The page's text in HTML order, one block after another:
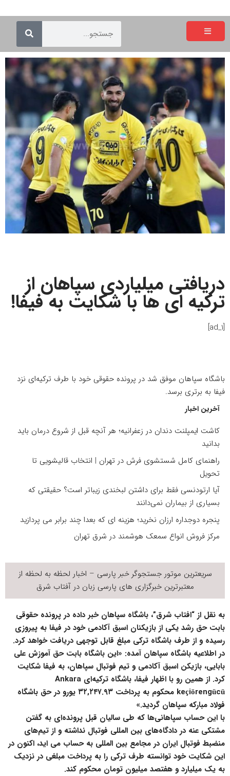
دریافتی میلیاردی سپاهان از
ترکیه ای ها با شکایت به فیفا!
[ad_1]
باشگاه سپاهان موفق شد در پرونده حقوقی خود با طرف ترکیه‌ای نزد
فیفا به برتری برسد.
آخرین اخبار
کاشت ایمپلنت دندان در زعفرانیه؛ هر آنچه قبل از شروع درمان باید
بدانید
راهنمای کامل شستشوی فرش در تهران | انتخاب قالیشویی تا
تحویل
آیا ارتودنسی فقط برای داشتن لبخندی زیباتر است؟ حقیقتی که
بسیاری از بیماران نمی‌دانند
پنجره دوجداره ارزان نخرید؛ هزینه ای که بعدا چند برابر می پردازید
مرکز فروش انواع سمعک هوشمند در شرق تهران
سریعترین موتور جستجوگرخبر پارسی – اخبار لحظه به لحظه از
معتبرترین خبرگزاری های پارسی زبان درآفتاب شرق
به نقل از “افتاب شرق”، باشگاه سپاهان خبر داده در پرونده حقوقی
بابت حق رشد یکی از بازیکنان اسبق آکادمی خود در فیفا به پیروزی
رسیده و از طرف باشگاه ترکی مبلغ قابل توجهی دریافت خواهد کرد.
در اطلاعیه باشگاه سپاهان آمده: «این باشگاه بابت حق آموزش علی
بابایی، بازیکن اسبق آکادمی و تیم فوتبال سپاهان، به فیفا شکایت
کرد. از همین رو با اظهار فیفا، باشگاه ترکیه‌ای Ankara
keçiörengücü محکوم به پرداخت ۳۲,۲۴۷.۹۳ یورو در حق باشگاه
فولاد مبارکه سپاهان گردید.»
با این حساب سپاهانی‌ها که طی سالیان قبل پرونده‌ای به گفتن
مشتکی عنه در دادگاه‌های بین المللی فوتبال نداشته و از تیم‌های
منضبط فوتبال ایران در مجامع بین المللی به حساب می اید، اکنون در
این شکایت خود توانسته طرف ترکی را به پرداخت مبلغی در نزدیک
به یک میلیارد و هفتصد میلیون تومان محکوم کند.